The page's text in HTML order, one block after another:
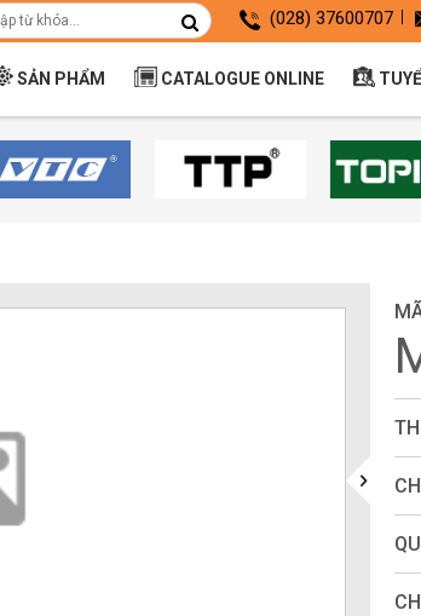
(028) 37600707
SẢN PHẨM CATALOGUE ONLINE